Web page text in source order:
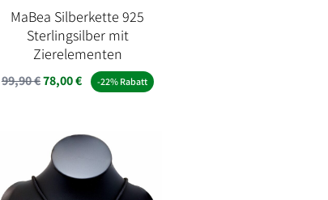
MaBea Silberkette 925
Sterlingsilber mit
Zierelementen
99,90€Ursprünglicher
99,90 €
78,00€Aktueller
78,00 €.
-22% Rabatt